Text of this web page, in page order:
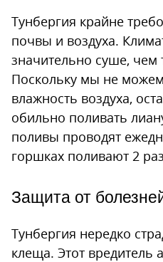
Тунбергия крайне
почвы и воздуха.
значительно суше, чем
Поскольку мы не
влажность воздуха,
обильно поливать
поливы проводят
горшках поливают 2
Защита от
Тунбергия нередко
клеща. Этот вредитель